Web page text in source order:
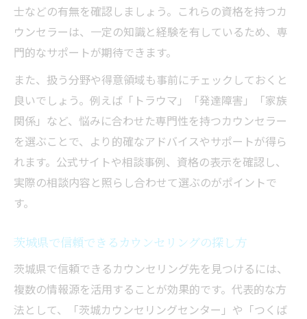
士などの有無を確認しましょう。これらの資格を持つカ
ウンセラーは、一定の知識と経験を有しているため、専
門的なサポートが期待できます。
また、扱う分野や得意領域も事前にチェックしておくと
良いでしょう。例えば「トラウマ」「発達障害」「家族
関係」など、悩みに合わせた専門性を持つカウンセラー
を選ぶことで、より的確なアドバイスやサポートが得ら
れます。公式サイトや相談事例、資格の表示を確認し、
実際の相談内容と照らし合わせて選ぶのがポイントで
す。
茨城県で信頼できるカウンセリングの探し方
茨城県で信頼できるカウンセリング先を見つけるには、
複数の情報源を活用することが効果的です。代表的な方
法として、「茨城カウンセリングセンター」や「つくば